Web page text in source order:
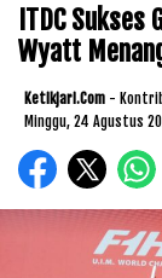
ITDC Sukses
Wyatt
Ketikjari.com -
Minggu, 24 Agustus